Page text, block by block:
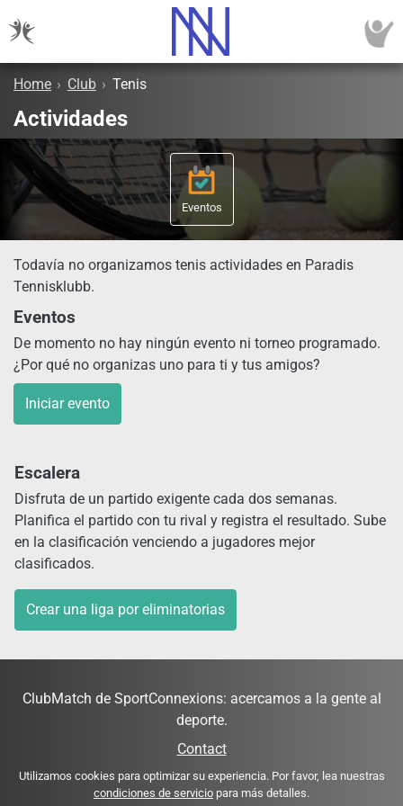
Home › Club › Tenis
Actividades
Eventos
Todavía no organizamos tenis actividades en Paradis
Tennisklubb.
Eventos
De momento no hay ningún evento ni torneo programado.
¿Por qué no organizas uno para ti y tus amigos?
Iniciar evento
Escalera
Disfruta de un partido exigente cada dos semanas.
Planifica el partido con tu rival y registra el resultado. Sube
en la clasificación venciendo a jugadores mejor
clasificados.
Crear una liga por eliminatorias
ClubMatch de SportConnexions: acercamos a la gente al
deporte.
Contact
Utilizamos cookies para optimizar su experiencia. Por favor, lea nuestras
condiciones de servicio para más detalles.